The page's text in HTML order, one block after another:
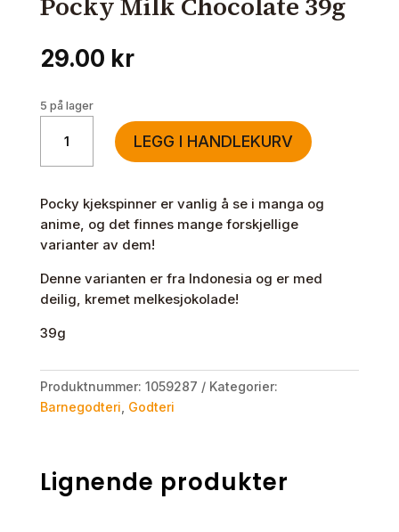
29.00 kr
5 på lager
Chocolate
antall
LEGG I HANDLEKURV
Pocky kjekspinner er vanlig å se i manga og
anime, og det finnes mange forskjellige
varianter av dem!
Denne varianten er fra Indonesia og er med
deilig, kremet melkesjokolade!
39g
Produktnummer: 1059287
Kategorier:
Barnegodteri Godteri
Lignende produkter